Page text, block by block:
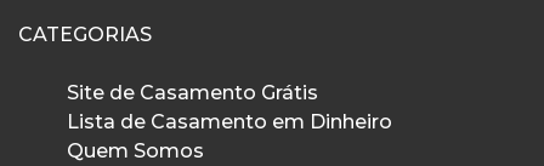
CATEGORIAS
Site de Casamento Grátis
Lista de Casamento em Dinheiro
Quem Somos